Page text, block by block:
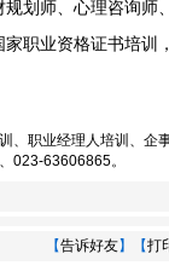
划师、心理咨询师
职业资格证书培训，
、 职业经理人培训 、 企
023-63606865。
【告诉好友】【打